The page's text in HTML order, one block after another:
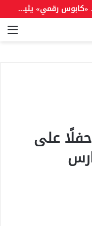
أزمة الخطوط المجهولة في مصر.. «كابوس رقمي» يثير قلق مستخدمي المحمول
على